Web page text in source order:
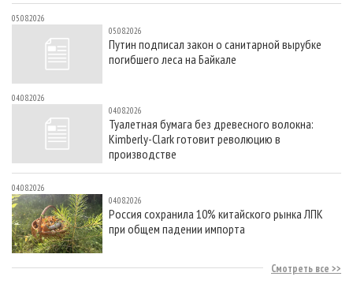
05.08.2026
05.08.2026
Путин подписал закон о санитарной вырубке
погибшего леса на Байкале
04.08.2026
04.08.2026
Туалетная бумага без древесного волокна:
Kimberly-Clark готовит революцию в
производстве
04.08.2026
04.08.2026
Россия сохранила 10% китайского рынка ЛПК
при общем падении импорта
Смотреть все